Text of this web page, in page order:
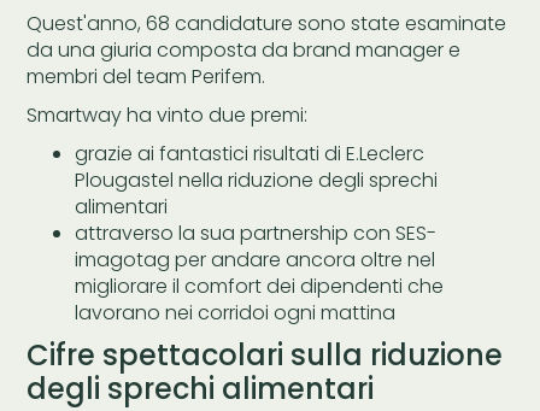
Quest'anno, 68 candidature sono state esaminate
da una giuria composta da brand manager e
membri del team Perifem.
Smartway ha vinto due premi:
grazie ai fantastici risultati di E.Leclerc
Plougastel nella riduzione degli sprechi
alimentari
attraverso la sua partnership con SES-
imagotag per andare ancora oltre nel
migliorare il comfort dei dipendenti che
lavorano nei corridoi ogni mattina
Cifre spettacolari sulla riduzione
degli sprechi alimentari